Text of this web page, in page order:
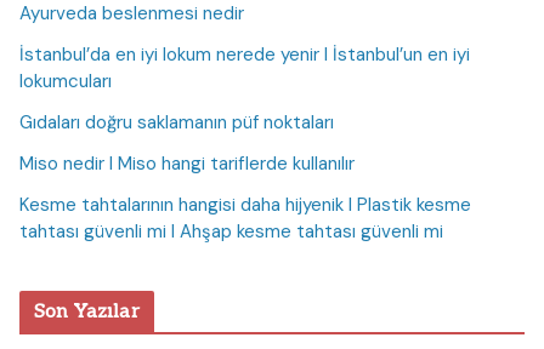
Ayurveda beslenmesi nedir
İstanbul’da en iyi lokum nerede yenir I İstanbul’un en iyi
lokumcuları
Gıdaları doğru saklamanın püf noktaları
Miso nedir I Miso hangi tariflerde kullanılır
Kesme tahtalarının hangisi daha hijyenik I Plastik kesme
tahtası güvenli mi I Ahşap kesme tahtası güvenli mi
Son Yazılar